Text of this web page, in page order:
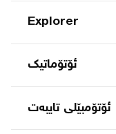
Explorer
ئۆتۆماتیک
ئۆتۆمبێلی تایبه‌ت